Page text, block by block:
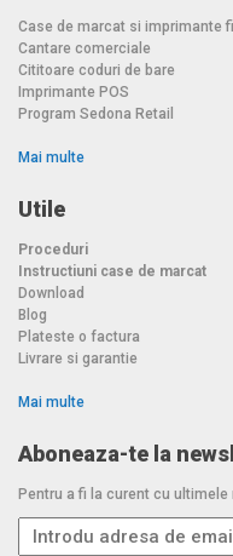
Case de marcat si imprimante
Cantare comerciale
Cititoare coduri de bare
Imprimante POS
Program Sedona Retail
Mai multe
Utile
Proceduri
Instructiuni case de marcat
Download
Blog
Plateste o factura
Livrare si garantie
Mai multe
Aboneaza-te la
Pentru a fi la curent cu